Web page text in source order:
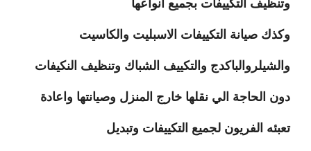
وتنظيف التكييفات بجميع انواعها
وكذك صيانة التكييفات الاسبليت والكاسيت
والشيلروالباكدج والتكييف الشباك وتنظيف النكيفات
دون الحاجة الي نقلها خارج المنزل وصيانتها واعادة
تعبئه الفريون لجميع التكييفات وتبديل